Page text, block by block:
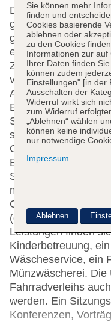
Das freundliche
gerne bei allen
gehören eine
ein Geldautomat.
Zugang zum
von Ausflügen wird
Apartmenthotel
Einrichtungen und
Supermarkt sind
schöner Garten und
Gelände der
Einrichtungen des
Spielzimmer und
mit dem Auto
Garage (ohne
(gegen Gebühr)
Leistungen finden
Kinderbetreuung,
Wäscheservice, ein
Münzwäscherei.
Fahrradverleihs
werden. Ein
Konferenzen,
Sie können mehr
finden und
Cookies basierende
ablehnen oder
zu den Cookies
Informationen zur auf
Ihrer Daten finden Sie
können zudem
Einstellungen" [in der
Ausschalten der
Widerruf wirkt sich
zum Widerruf
„Ablehnen“ wählen
können keine
nur notwendige
Impressum
Ablehnen